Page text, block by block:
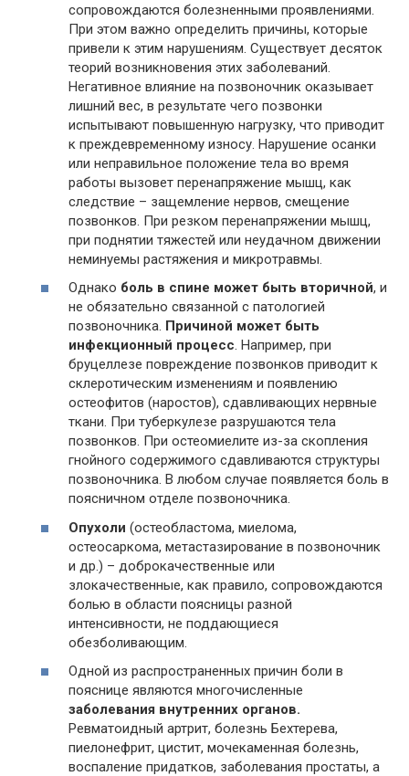
сопровождаются болезненными проявлениями.
При этом важно определить причины, которые
привели к этим нарушениям. Существует десяток
теорий возникновения этих заболеваний.
Негативное влияние на позвоночник оказывает
лишний вес, в результате чего позвонки
испытывают повышенную нагрузку, что приводит
к преждевременному износу. Нарушение осанки
или неправильное положение тела во время
работы вызовет перенапряжение мышц, как
следствие – защемление нервов, смещение
позвонков. При резком перенапряжении мышц,
при поднятии тяжестей или неудачном движении
неминуемы растяжения и микротравмы.
Однако боль в спине может быть вторичной, и
не обязательно связанной с патологией
позвоночника. Причиной может быть
инфекционный процесс. Например, при
бруцеллезе повреждение позвонков приводит к
склеротическим изменениям и появлению
остеофитов (наростов), сдавливающих нервные
ткани. При туберкулезе разрушаются тела
позвонков. При остеомиелите из-за скопления
гнойного содержимого сдавливаются структуры
позвоночника. В любом случае появляется боль в
поясничном отделе позвоночника.
Опухоли (остеобластома, миелома,
остеосаркома, метастазирование в позвоночник
и др.) – доброкачественные или
злокачественные, как правило, сопровождаются
болью в области поясницы разной
интенсивности, не поддающиеся
обезболивающим.
Одной из распространенных причин боли в
пояснице являются многочисленные
заболевания внутренних органов.
Ревматоидный артрит, болезнь Бехтерева,
пиелонефрит, цистит, мочекаменная болезнь,
воспаление придатков, заболевания простаты, а